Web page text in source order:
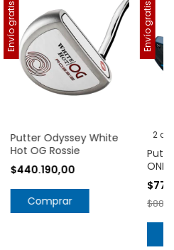
Envío gratis
Putter Odyssey White
Hot OG Rossie
$440.190,00
Comprar
Envío gratis
2
ONE
Max 1